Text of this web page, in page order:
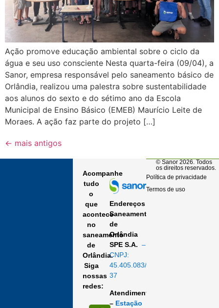
Ação promove educação ambiental sobre o ciclo da
água e seu uso consciente Nesta quarta-feira (09/04), a
Sanor, empresa responsável pelo saneamento básico de
Orlândia, realizou uma palestra sobre sustentabilidade
aos alunos do sexto e do sétimo ano da Escola
Municipal de Ensino Básico (EMEB) Maurício Leite de
Moraes. A ação faz parte do projeto […]
← mais antigos
Endereços
Saneamento
de
Orlândia
SPE S.A. –
CNPJ:
45.405.083/0001-
37
Atendimento
– Estação
Acompanhe
tudo
o
que
acontece
no
saneamento
de
Orlândia.
Siga
nossas
redes:
© Sanor 2026. Todos
os direitos reservados.
Política de privacidade
Termos de uso